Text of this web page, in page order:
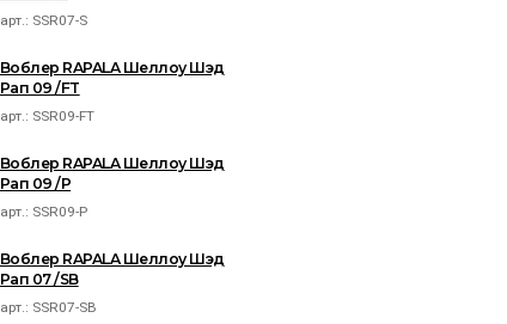
арт.: SSR07-S
Воблер RAPALA Шеллоу Шэд
Рап 09 /FT
арт.: SSR09-FT
Воблер RAPALA Шеллоу Шэд
Рап 09 /P
арт.: SSR09-P
Воблер RAPALA Шеллоу Шэд
Рап 07 /SB
арт.: SSR07-SB